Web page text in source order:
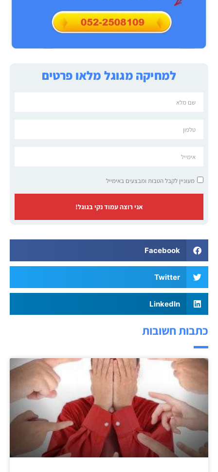
למחיקה מגוגל מלאו פרטים
מעוניין לקבל הטבות ומבצעים באימייל
אני רוצה עמוד נקי בגוגל!
Facebook
Twitter
LinkedIn
כתבות חשובות